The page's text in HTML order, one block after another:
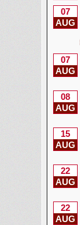
07
AUG
07
AUG
08
AUG
15
AUG
22
AUG
22
AUG